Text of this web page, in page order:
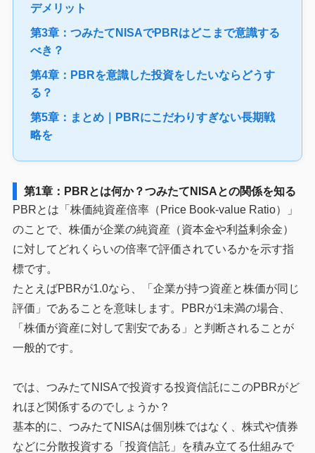
デメリット
第3章：つみたてNISAでPBRはどこまで意識する
べき？
第4章：PBRを意識した投資をしたいならどうす
る？
第5章：まとめ｜PBRにこだわりすぎない長期戦
略を
第1章：PBRとは何か？つみたてNISAとの関係を知る
PBRとは「株価純資産倍率（Price Book-value Ratio）」
のことで、株価が企業の純資産（資本金や利益剰余金）
に対してどれくらいの倍率で評価されているかを示す指
標です。
たとえばPBRが1.0なら、「企業が持つ資産と株価が同じ
評価」であることを意味します。PBRが1未満の場合、
「株価が資産に対して割安である」と判断されることが
一般的です。
では、つみたてNISAで投資する投資信託にこのPBRがど
れほど関係するのでしょうか？
基本的に、つみたてNISAは個別株ではなく、株式や債券
などに分散投資する「投資信託」を積み立てる仕組みで